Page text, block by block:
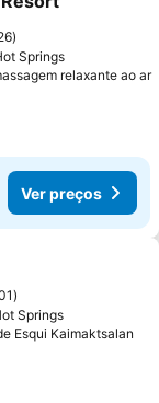
favoritos
Springs
relaxante ao ar
Ver preços
favoritos
Springs
Esqui Kaimaktsalan